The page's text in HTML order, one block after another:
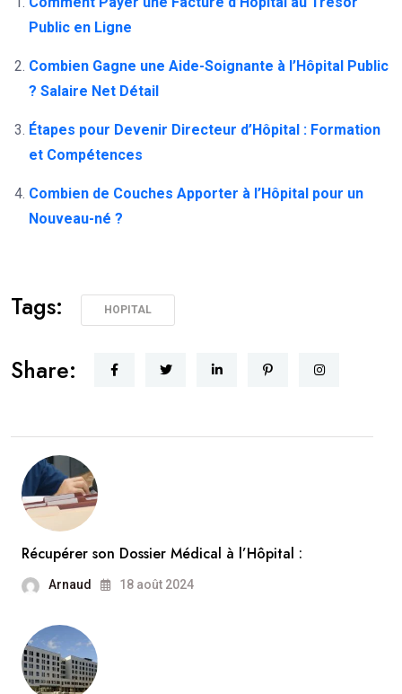
Public en Ligne
Combien Gagne une Aide-Soignante à l’Hôpital Public
? Salaire Net Détail
Étapes pour Devenir Directeur d’Hôpital : Formation
et Compétences
Combien de Couches Apporter à l’Hôpital pour un
Nouveau-né ?
Tags: HOPITAL
Share:
Récupérer son Dossier Médical à l’Hôpital :
Arnaud 18 août 2024